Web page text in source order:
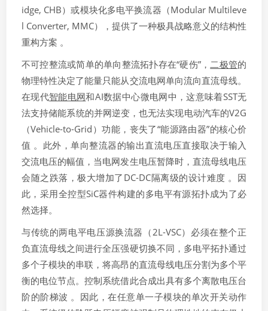
idge, CHB）或模块化多电平换流器（Modular Multileve
l Converter, MMC），提供了一种极具战略意义的结构性
重构方案 。
不可控整流或简单的单向整流拓扑存在“硬伤”， 二极管的
物理特性决定了能量只能从交流电网单向流向直流母线。
在现代智能电网和AI数据中心微电网中，这意味着SST无
法支持储能系统的并网逆变，也无法实现电动汽车的V2G
（Vehicle-to-Grid）功能，丧失了“能源路由器”的核心价
值 。此外，单向整流器的输出直流电压直接取决于输入
交流电压的幅值，当电网发生电压暂降时，直流母线电压
会随之跌落，极大增加了DC-DC隔离级的设计难度 。因
此，采用全控型SiC器件构建的多电平有源拓扑成为了必
然选择。
与传统的两电平电压源换流器（2L-VSC）必须在整个正
负直流母线之间进行全压强硬切换不同，多电平拓扑通过
多个子模块的串联，将高昂的直流母线电压分割为多个平
衡的电位节点。控制系统借此合成出具有多个离散电压台
阶的阶梯波 。因此，在任意单一子模块的单次开关动作